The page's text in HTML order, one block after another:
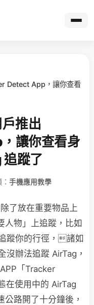
Detect App，讓你查看
推出
讓你查看身
蹤了
手機應用教學
了放在重要物品上
人物」上追蹤，比如
蹤你的行徑，諸如
沒辦法追蹤 AirTag，
「Tracker
在使用中的 AirTag
路開了十分鐘後，